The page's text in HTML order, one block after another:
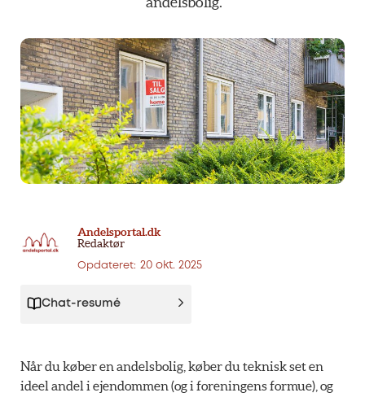
Andelsportal.dk
Redaktør
Opdateret: 20 okt. 2025
Chat-resumé
Når du køber en andelsbolig, køber du teknisk set en
ideel andel i ejendommen (og i foreningens formue), og